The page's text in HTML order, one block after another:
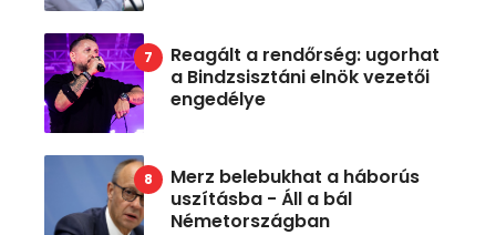
Reagált a rendőrség: ugorhat
a Bindzsisztáni elnök vezetői
engedélye
Merz belebukhat a háborús
uszításba - Áll a bál
Németországban